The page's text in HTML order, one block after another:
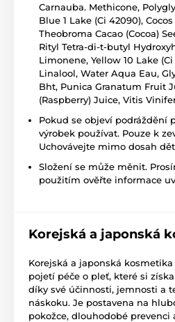
Carnauba. Methicone,
Blue 1 Lake (Ci 42090),
Theobroma Cacao (Cocoa)
Rityl Tetra-di-t-butyl
Limonene, Yellow 10 Lake
Linalool, Water Aqua Eau,
Bht, Punica Granatum Fruit
(Raspberry) Juice, Vitis
Pokud se objeví podráždění
výrobek používat. Pouze k
Uchovávejte mimo dosah
Složení se může měnit.
použitím ověřte informace
Korejská a japonská
Korejská a japonská
pojetí péče o pleť, které si
díky své účinnosti, jemnosti a
náskoku. Je postavena na
pokožce, dlouhodobé prevenci